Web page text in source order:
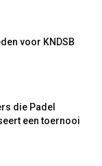
voor KNDSB
die Padel
een toernooi